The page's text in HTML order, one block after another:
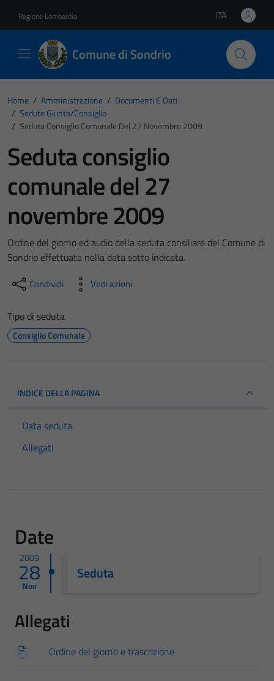
Regione Lombardia Lingua attiva:
ITA
Comune di Sondrio
Home / Amministrazione / Documenti E Dati
/ Sedute Giunta/consiglio
/ Seduta Consiglio Comunale Del 27 Novembre 2009
Seduta consiglio
comunale del 27
novembre 2009
Ordine del giorno ed audio della seduta consiliare del Comune di
Sondrio effettuata nella data sotto indicata.
Condividi Vedi azioni
Tipo di seduta
Consiglio Comunale
INDICE DELLA PAGINA
Data seduta
Allegati
Date
2009
28
Nov
Seduta
Allegati
Ordine del giorno e trascrizione